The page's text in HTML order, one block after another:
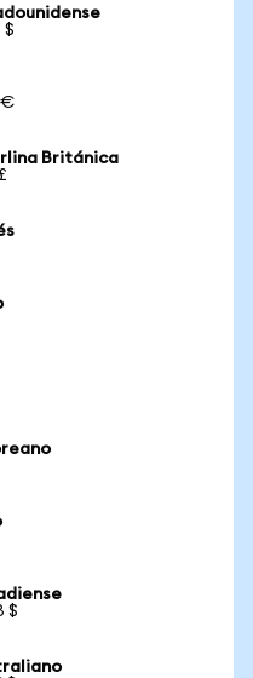
$
€
Británica
$